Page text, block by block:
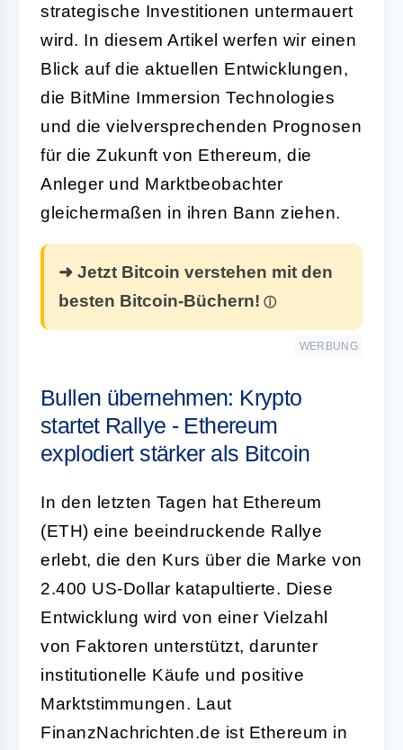
strategische Investitionen untermauert
wird. In diesem Artikel werfen wir einen
Blick auf die aktuellen Entwicklungen,
die BitMine Immersion Technologies
und die vielversprechenden Prognosen
für die Zukunft von Ethereum, die
Anleger und Marktbeobachter
gleichermaßen in ihren Bann ziehen.
➜ Jetzt Bitcoin verstehen mit den
besten Bitcoin-Büchern!
WERBUNG
Bullen übernehmen: Krypto
startet Rallye - Ethereum
explodiert stärker als Bitcoin
In den letzten Tagen hat Ethereum
(ETH) eine beeindruckende Rallye
erlebt, die den Kurs über die Marke von
2.400 US-Dollar katapultierte. Diese
Entwicklung wird von einer Vielzahl
von Faktoren unterstützt, darunter
institutionelle Käufe und positive
Marktstimmungen. Laut
FinanzNachrichten.de ist Ethereum in